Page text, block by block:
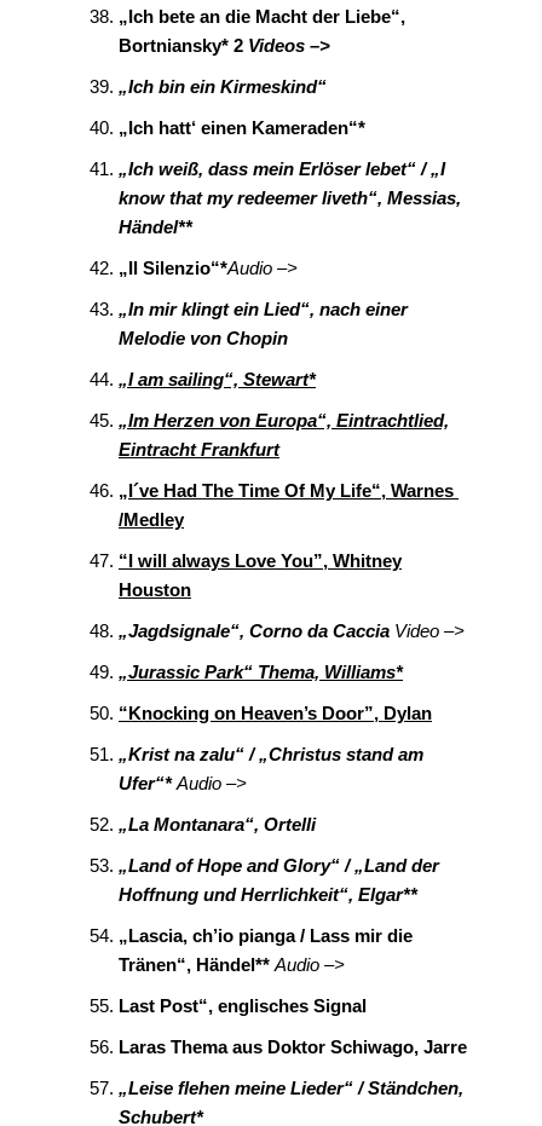
„Ich bete an die Macht der Liebe“,
Bortniansky* 2 Videos –>
„Ich bin ein Kirmeskind“
„Ich hatt‘ einen Kameraden“*
„Ich weiß, dass mein Erlöser lebet“ / „I
know that my redeemer liveth“, Messias,
Händel**
„Il Silenzio“*Audio –>
„In mir klingt ein Lied“, nach einer
Melodie von Chopin
„I am sailing“, Stewart*
„Im Herzen von Europa“, Eintrachtlied,
Eintracht Frankfurt
„I´ve Had The Time Of My Life“, Warnes
/Medley
“I will always Love You”, Whitney
Houston
„Jagdsignale“, Corno da Caccia Video –>
„Jurassic Park“ Thema, Williams*
“Knocking on Heaven’s Door”, Dylan
„Krist na zalu“ / „Christus stand am
Ufer“*Audio –>
„La Montanara“, Ortelli
„Land of Hope and Glory“ / „Land der
Hoffnung und Herrlichkeit“, Elgar**
„Lascia, ch’io pianga / Lass mir die
Tränen“, Händel** Audio –>
Last Post“, englisches Signal
Laras Thema aus Doktor Schiwago, Jarre
„Leise flehen meine Lieder“ / Ständchen,
Schubert*